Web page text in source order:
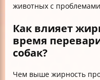
животных с
Как влияет
время
собак?
Чем выше жирность